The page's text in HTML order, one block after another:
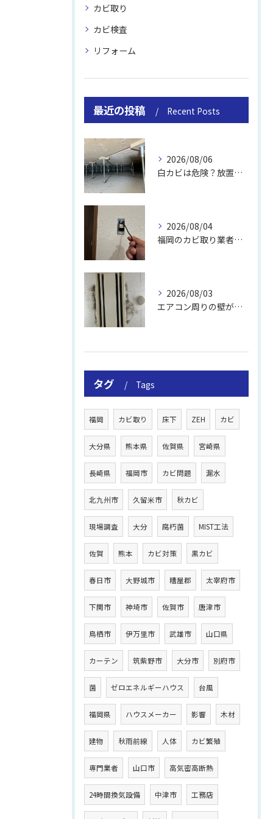
カビ取り
カビ検査
リフォーム
最近の投稿 Recent Posts
2026/08/06
白カビは危険？放置のリスクと取り方
2026/08/04
福岡のカビ取り業者おすすめの選び方と費用
2026/08/03
エアコン周りの壁が結露しやすい理由
タグ Tags
福岡 カビ取り 床下 ZEH カビ
大分県 熊本県 佐賀県 宮崎県
長崎県 福岡市 カビ問題 漏水
北九州市 久留米市 秋カビ
現場調査 大分 腐朽菌 MIST工法
佐賀 熊本 カビ対策 黒カビ
春日市 大野城市 糟屋郡 太宰府市
下関市 神埼市 佐賀市 唐津市
鳥栖市 伊万里市 武雄市 山口県
カーテン 筑紫野市 大分市 別府市
菌 ゼロエネルギーハウス 台風
福岡県 ハウスメーカー 影響 木材
建物 秋雨前線 人体 カビ繁殖
専門業者 山口市 高気密高断熱
24時間換気設備 中津市 工務店